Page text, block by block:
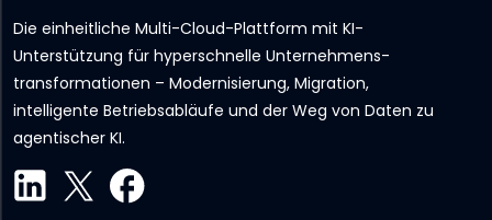
Die einheitliche Multi-Cloud-Plattform mit KI-
Unterstützung für hyperschnelle Unternehmens­
transformationen – Modernisierung, Migration,
intelligente Betriebsabläufe und der Weg von Daten zu
agentischer KI.